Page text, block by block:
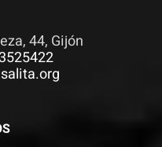
44, Gijón